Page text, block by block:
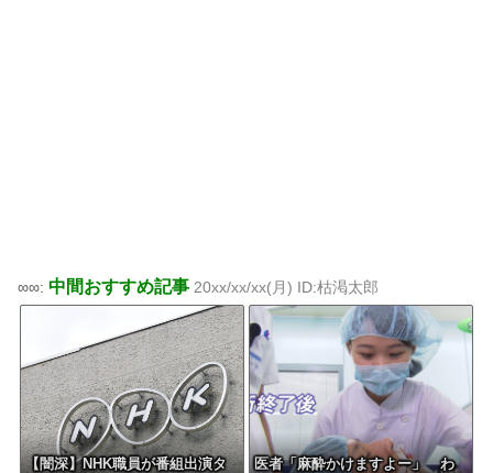
∞∞: 中間おすすめ記事 20xx/xx/xx(月) ID:枯渇太郎
【闇深】NHK職員が番組出演タ
医者「麻酔かけますよー」 わ